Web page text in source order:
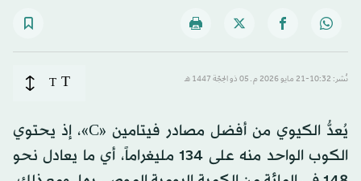
نُشر: 10:32-21 مايو 2026 م ـ 05 ذو الحِجّة 1447 هـ T
T
يُعدُّ الكيوي من أفضل مصادر فيتامين «C»، إذ يحتوي
الكوب الواحد منه على 134 مليغراماً، أي ما يعادل نحو